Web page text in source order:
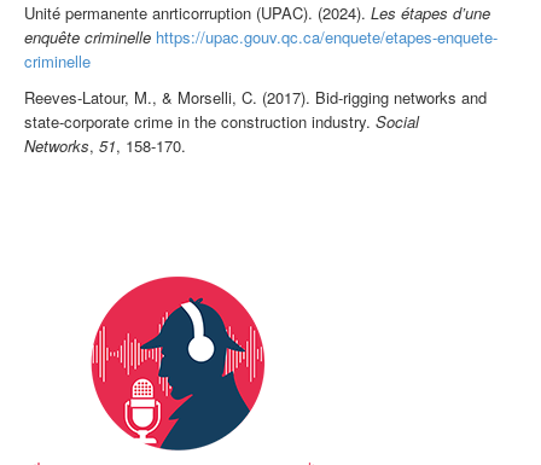
Unité permanente anrticorruption (UPAC). (2024). Les étapes d’une
enquête criminelle https://upac.gouv.qc.ca/enquete/etapes-enquete-
criminelle
Reeves-Latour, M., & Morselli, C. (2017). Bid-rigging networks and
state-corporate crime in the construction industry. Social
Networks, 51, 158-170.